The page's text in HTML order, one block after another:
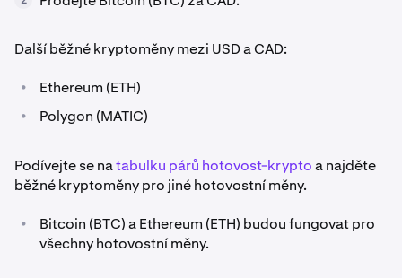
Další běžné kryptoměny mezi USD a CAD:
• Ethereum (ETH)
• Polygon (MATIC)
Podívejte se natabulku párů hotovost-kryptoa najděte
běžné kryptoměny pro jiné hotovostní měny.
•
Bitcoin (BTC) a Ethereum (ETH) budou fungovat pro
všechny hotovostní měny.